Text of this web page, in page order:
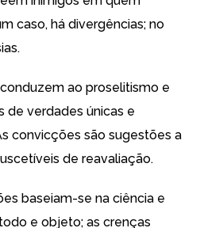
caso, há divergências; no
ao proselitismo e
de verdades únicas e
convicções são sugestões a
de reavaliação.
baseiam-se na ciência e
e objeto; as crenças